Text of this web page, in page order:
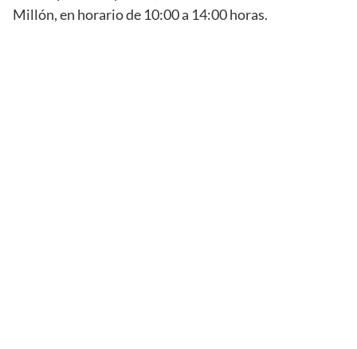
Millón, en horario de 10:00 a 14:00 horas.